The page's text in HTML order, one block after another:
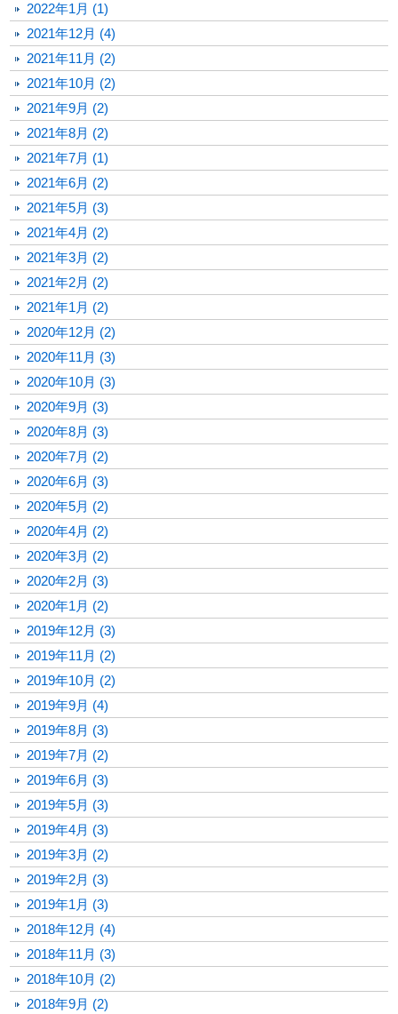
2022年1月 (1)
2021年12月 (4)
2021年11月 (2)
2021年10月 (2)
2021年9月 (2)
2021年8月 (2)
2021年7月 (1)
2021年6月 (2)
2021年5月 (3)
2021年4月 (2)
2021年3月 (2)
2021年2月 (2)
2021年1月 (2)
2020年12月 (2)
2020年11月 (3)
2020年10月 (3)
2020年9月 (3)
2020年8月 (3)
2020年7月 (2)
2020年6月 (3)
2020年5月 (2)
2020年4月 (2)
2020年3月 (2)
2020年2月 (3)
2020年1月 (2)
2019年12月 (3)
2019年11月 (2)
2019年10月 (2)
2019年9月 (4)
2019年8月 (3)
2019年7月 (2)
2019年6月 (3)
2019年5月 (3)
2019年4月 (3)
2019年3月 (2)
2019年2月 (3)
2019年1月 (3)
2018年12月 (4)
2018年11月 (3)
2018年10月 (2)
2018年9月 (2)